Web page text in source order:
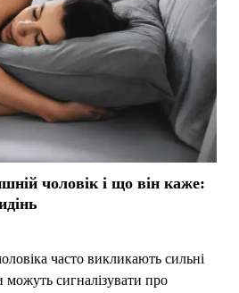
чоловік і що він каже:
часто викликають сильні
можуть сигналізувати про